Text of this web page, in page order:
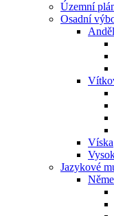
Územní
Osadní
Víska
Jazykové